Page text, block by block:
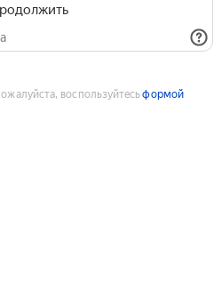
воспользуйтесьформой